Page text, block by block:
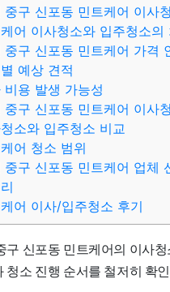
중구 신포동 민트케어 이사
어 이사청소와 입주청소의
중구 신포동 민트케어 가격
예상 견적
비용 발생 가능성
중구 신포동 민트케어 이사
소와 입주청소 비교
어 청소 범위
중구 신포동 민트케어 업체
어 이사/입주청소 후기
구 신포동 민트케어의 이사
청소 진행 순서를 철저히 확